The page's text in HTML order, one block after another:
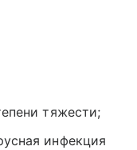
тяжести;
инфекция